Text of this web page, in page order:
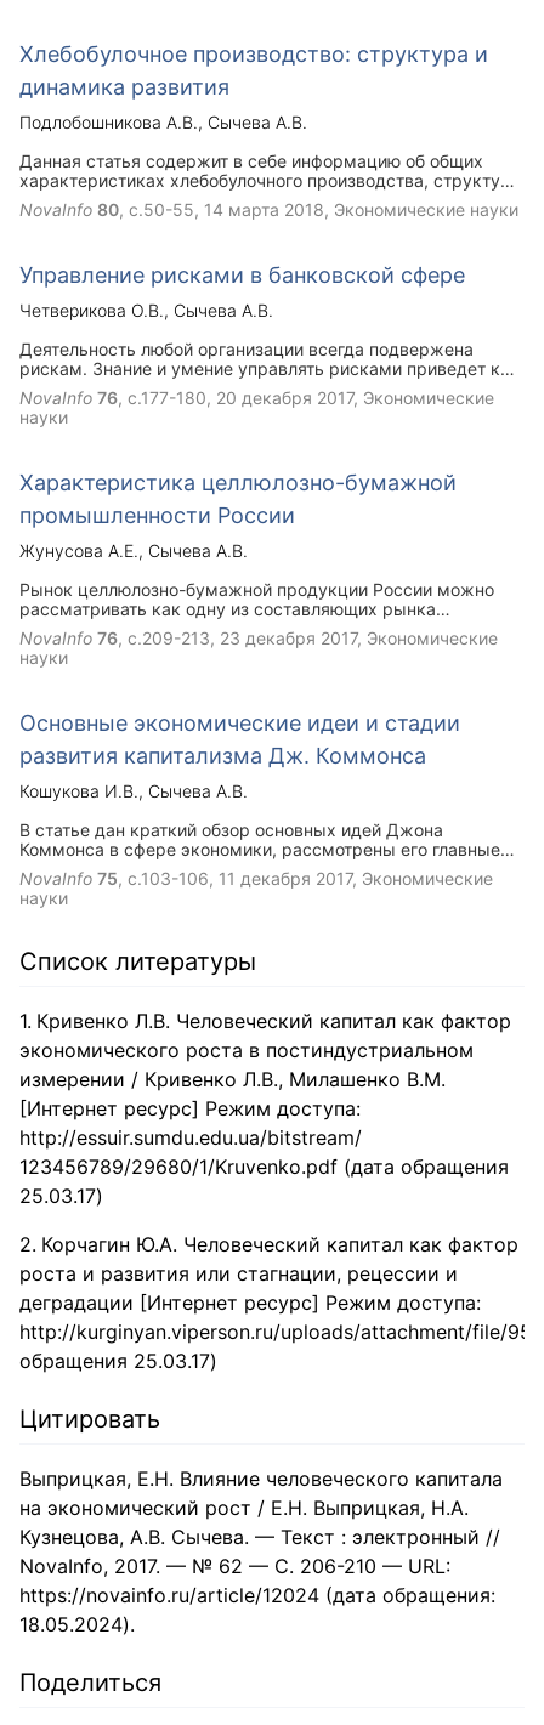
Хлебобулочное производство: структура и
динамика развития
Подлобошникова А.В.
Сычева А.В.
Данная статья содержит в себе информацию об общих
характеристиках хлебобулочного производства, структуру
и динамику развития отрасли, а так же современные
тенденции развития хлебобулочной промышленности.
NovaInfo 80, с.50-55, 14 марта 2018, Экономические науки
Управление рисками в банковской сфере
Четверикова О.В.
Сычева А.В.
Деятельность любой организации всегда подвержена
рискам. Знание и умение управлять рисками приведет к
повышению эффективности деятельности этой
предпринимательской структуры.
NovaInfo 76, с.177-180, 20 декабря 2017, Экономические
науки
Характеристика целлюлозно-бумажной
промышленности России
Жунусова А.Е.
Сычева А.В.
Рынок целлюлозно-бумажной продукции России можно
рассматривать как одну из составляющих рынка
продукции лесного комплекса.Для производства
продукции ЦБП характерен высокий уровень
концентрации производства как в связи с преобладанием
связи с горизонтальной интеграцией этих предприятий в
NovaInfo 76, с.209-213, 23 декабря 2017, Экономические
науки
Основные экономические идеи и стадии
развития капитализма Дж. Коммонса
Кошукова И.В.
Сычева А.В.
В статье дан краткий обзор основных идей Джона
Коммонса в сфере экономики, рассмотрены его главные
научные работы и введенные им экономические категории.
Охарактеризованы четыре стадии капитализма, которые
выделил и описал Джон Коммонс.
NovaInfo 75, с.103-106, 11 декабря 2017, Экономические
науки
Список литературы
Кривенко Л.В. Человеческий капитал как фактор
экономического роста в постиндустриальном
измерении / Кривенко Л.В., Милашенко В.М.
[Интернет ресурс] Режим доступа:
http://essuir.sumdu.edu.ua/bitstream/
123456789/29680/1/Kruvenko.pdf (дата обращения
25.03.17)
Корчагин Ю.А. Человеческий капитал как фактор
роста и развития или стагнации, рецессии и
деградации [Интернет ресурс] Режим доступа:
http://kurginyan.viperson.ru/uploads/attachment/file/
обращения 25.03.17)
Цитировать
Выприцкая, Е.Н. Влияние человеческого капитала
на экономический рост / Е.Н. Выприцкая, Н.А.
Кузнецова, А.В. Сычева. — Текст : электронный //
NovaInfo, 2017. — № 62 — С. 206-210 — URL:
https://novainfo.ru/article/12024 (дата обращения:
18.05.2024).
Поделиться